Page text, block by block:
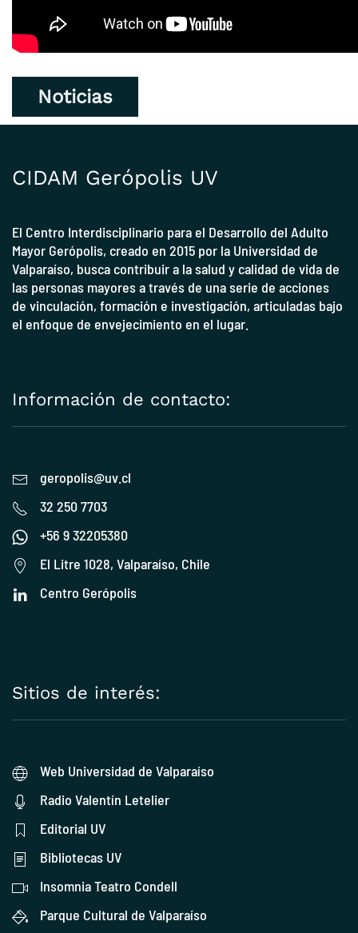
Noticias
CIDAM Gerópolis UV
El Centro Interdisciplinario para el Desarrollo del Adulto
Mayor Gerópolis, creado en 2015 por la Universidad de
Valparaíso, busca contribuir a la salud y calidad de vida de
las personas mayores a través de una serie de acciones
de vinculación, formación e investigación, articuladas bajo
el enfoque de envejecimiento en el lugar.
Información de contacto:
geropolis@uv.cl
32 250 7703
+56 9 32205380
El Litre 1028, Valparaíso, Chile
Centro Gerópolis
Sitios de interés:
Web Universidad de Valparaíso
Radio Valentín Letelier
Editorial UV
Bibliotecas UV
Insomnia Teatro Condell
Parque Cultural de Valparaíso